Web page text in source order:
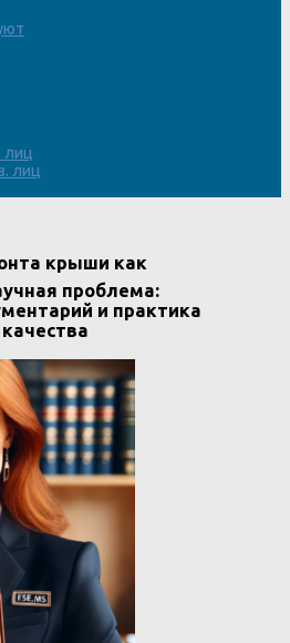
лиц
лиц
крыши как
проблема:
и практика